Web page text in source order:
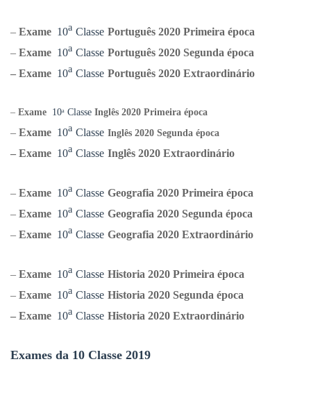
– Exame 10ᵃ Classe Português 2020 Primeira época
– Exame 10ᵃ Classe Português 2020 Segunda época
– Exame 10ᵃ Classe Português 2020 Extraordinário
– Exame 10ᵃ Classe Inglês 2020 Primeira época
– Exame 10ᵃ Classe Inglês 2020 Segunda época
– Exame 10ᵃ Classe Inglês 2020 Extraordinário
– Exame 10ᵃ Classe Geografia 2020 Primeira época
– Exame 10ᵃ Classe Geografia 2020 Segunda época
– Exame 10ᵃ Classe Geografia 2020 Extraordinário
– Exame 10ᵃ Classe Historia 2020 Primeira época
– Exame 10ᵃ Classe Historia 2020 Segunda época
– Exame 10ᵃ Classe Historia 2020 Extraordinário
Exames da 10 Classe 2019